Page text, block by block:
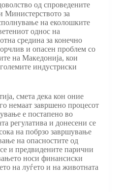
од спроведените
Министерството за
на еколошките
однос на
средина за конечно
и опасен проблем со
на Македонија, кои
индустриски
смета дека кон оние
немаат завршено процесот
е постапено во
регулатива и донесени се
на побрзо завршување
на опасностите од
и предвидените парични
носи финансиски
на луѓето и на животната